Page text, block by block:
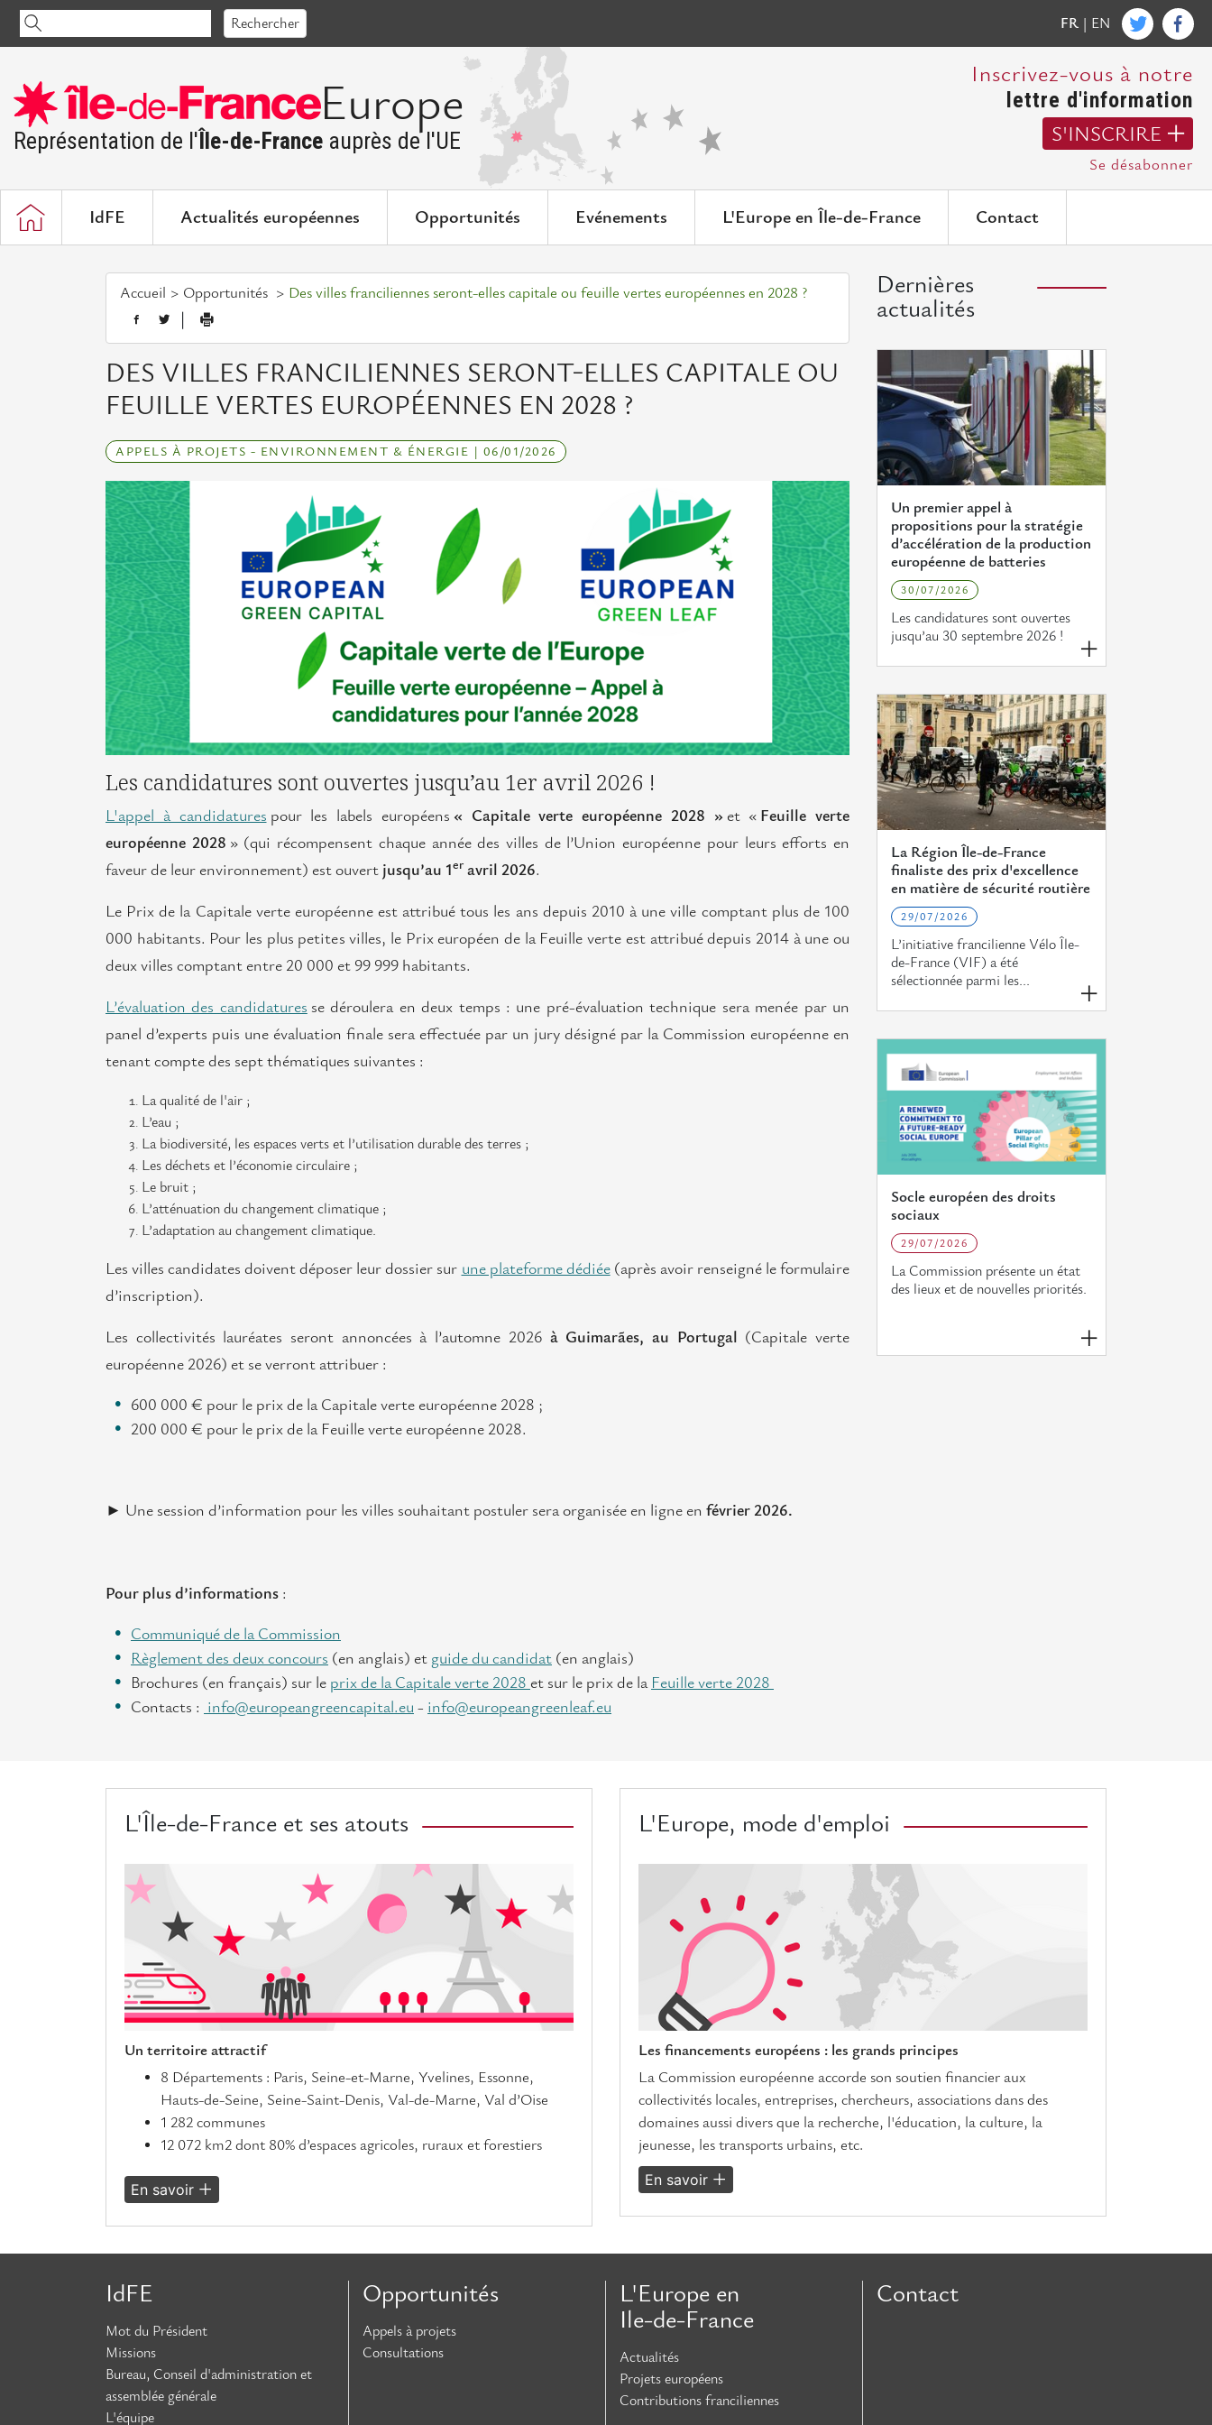
Accéder
Rechercher FR | EN
Europe
Représentation de l'Île-de-France auprès de l'UE
Inscrivez-vous à notre
lettre d'information
S'INSCRIRE
Se désabonner
IdFE Actualités européennes Opportunités Evénements L'Europe en Île-de-France Contact
Accueil Opportunités
Des villes franciliennes seront-elles capitale ou feuille vertes européennes en 2028 ?
DES VILLES FRANCILIENNES SERONT-ELLES CAPITALE OU
FEUILLE VERTES EUROPÉENNES EN 2028 ?
APPELS À PROJETS - ENVIRONNEMENT & ÉNERGIE | 06/01/2026
Les candidatures sont ouvertes jusqu’au 1er avril 2026 !
L'appel à candidatures pour les labels européens « Capitale verte européenne 2028 »et « Feuille verte
européenne 2028 » (qui récompensent chaque année des villes de l’Union européenne pour leurs efforts en
faveur de leur environnement) est ouvert jusqu’au 1er avril 2026.
Le Prix de la Capitale verte européenne est attribué tous les ans depuis 2010 à une ville comptant plus de 100
000 habitants. Pour les plus petites villes, le Prix européen de la Feuille verte est attribué depuis 2014 à une ou
deux villes comptant entre 20 000 et 99 999 habitants.
L’évaluation des candidatures se déroulera en deux temps : une pré-évaluation technique sera menée par un
panel d’experts puis une évaluation finale sera effectuée par un jury désigné par la Commission européenne en
tenant compte des sept thématiques suivantes :
La qualité de l'air ;
L’eau ;
La biodiversité, les espaces verts et l’utilisation durable des terres ;
Les déchets et l’économie circulaire ;
Le bruit ;
L’atténuation du changement climatique ;
L’adaptation au changement climatique.
Les villes candidates doivent déposer leur dossier sur une plateforme dédiée(après avoir renseigné le formulaire
d’inscription).
Les collectivités lauréates seront annoncées à l’automne 2026 à Guimarães, au Portugal (Capitale verte
européenne 2026) et se verront attribuer :
600 000 € pour le prix de la Capitale verte européenne 2028 ;
200 000 € pour le prix de la Feuille verte européenne 2028.
► Une session d’information pour les villes souhaitant postuler sera organisée en ligne en février 2026.
Pour plus d’informations :
Communiqué de la Commission
Règlement des deux concours (en anglais) et guide du candidat (en anglais)
Brochures (en français) sur le prix de la Capitale verte 2028 et sur le prix de la Feuille verte 2028
Contacts : info@europeangreencapital.eu - info@europeangreenleaf.eu
Dernières
actualités
Un premier appel à
propositions pour la stratégie
d’accélération de la production
européenne de batteries
30/07/2026
Les candidatures sont ouvertes
jusqu’au 30 septembre 2026 !
La Région Île-de-France
finaliste des prix d'excellence
en matière de sécurité routière
29/07/2026
L’initiative francilienne Vélo Île-
de-France (VIF) a été
sélectionnée parmi les...
Socle européen des droits
sociaux
29/07/2026
La Commission présente un état
des lieux et de nouvelles priorités.
L'Île-de-France et ses atouts
Un territoire attractif
8 Départements : Paris, Seine-et-Marne, Yvelines, Essonne,
Hauts-de-Seine, Seine-Saint-Denis, Val-de-Marne, Val d’Oise
1 282 communes
12 072 km2 dont 80% d’espaces agricoles, ruraux et forestiers
En savoir
L'Europe, mode d'emploi
Les financements européens : les grands principes
La Commission européenne accorde son soutien financier aux
collectivités locales, entreprises, chercheurs, associations dans des
domaines aussi divers que la recherche, l'éducation, la culture, la
jeunesse, les transports urbains, etc.
En savoir
IdFE
Mot du Président
Missions
Bureau, Conseil d'administration et
assemblée générale
L'équipe
Opportunités
Appels à projets
Consultations
L'Europe en
Ile-de-France
Actualités
Projets européens
Contributions franciliennes
Contact